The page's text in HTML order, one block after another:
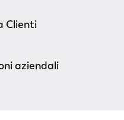
Clienti
aziendali